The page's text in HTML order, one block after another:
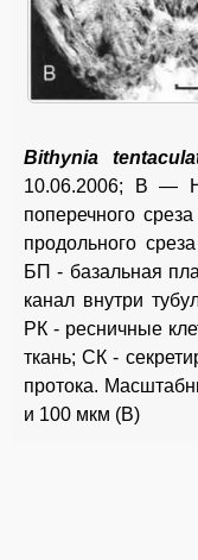
Bithynia
10.06.2006; В —
поперечного
продольного
БП - базальная
канал внутри
РК - ресничные
ткань; СК -
протока.
и 100 мкм (В)